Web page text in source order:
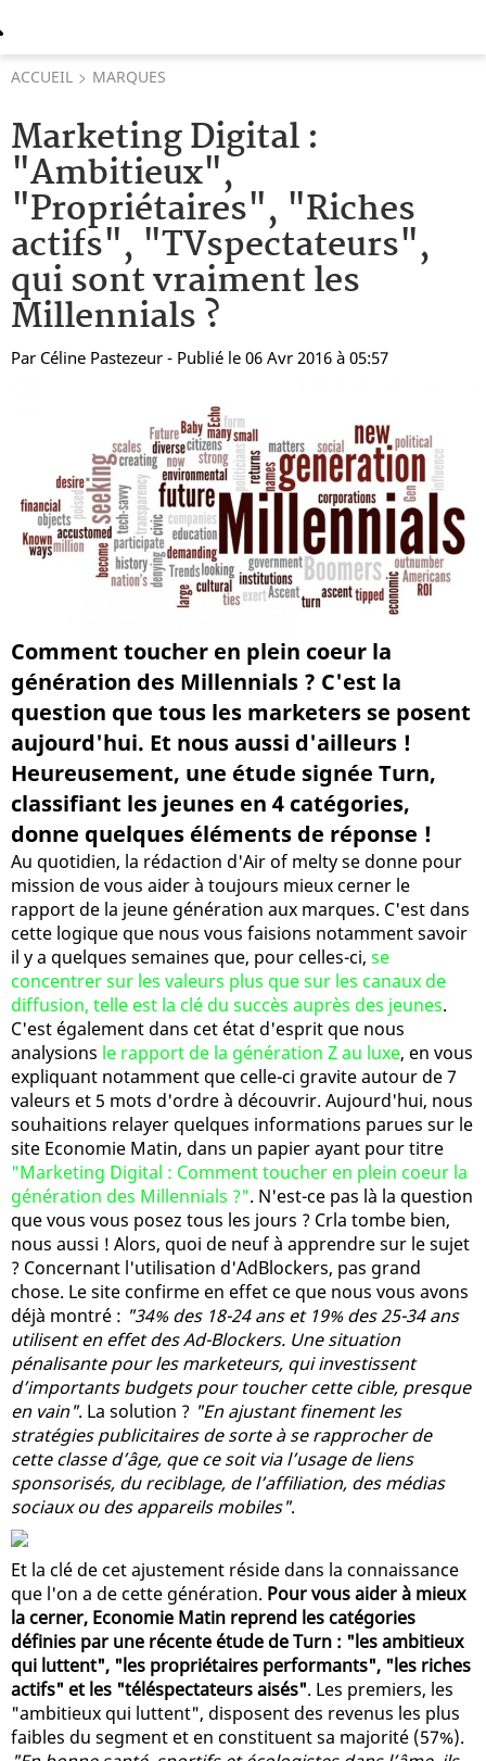
ACCUEIL MARQUES
Marketing Digital :
"Ambitieux",
"Propriétaires", "Riches
actifs", "TVspectateurs",
qui sont vraiment les
Millennials ?
Par Céline Pastezeur - Publié le 06 Avr 2016 à 05:57
Comment toucher en plein coeur la
génération des Millennials ? C'est la
question que tous les marketers se posent
aujourd'hui. Et nous aussi d'ailleurs !
Heureusement, une étude signée Turn,
classifiant les jeunes en 4 catégories,
donne quelques éléments de réponse !
Au quotidien, la rédaction d'Air of melty se donne pour
mission de vous aider à toujours mieux cerner le
rapport de la jeune génération aux marques. C'est dans
cette logique que nous vous faisions notamment savoir
il y a quelques semaines que, pour celles-ci, se
concentrer sur les valeurs plus que sur les canaux de
diffusion, telle est la clé du succès auprès des jeunes.
C'est également dans cet état d'esprit que nous
analysions le rapport de la génération Z au luxe, en vous
expliquant notamment que celle-ci gravite autour de 7
valeurs et 5 mots d'ordre à découvrir. Aujourd'hui, nous
souhaitions relayer quelques informations parues sur le
site Economie Matin, dans un papier ayant pour titre
"Marketing Digital : Comment toucher en plein coeur la
génération des Millennials ?". N'est-ce pas là la question
que vous vous posez tous les jours ? Crla tombe bien,
nous aussi ! Alors, quoi de neuf à apprendre sur le sujet
? Concernant l'utilisation d'AdBlockers, pas grand
chose. Le site confirme en effet ce que nous vous avons
déjà montré : "34% des 18-24 ans et 19% des 25-34 ans
utilisent en effet des Ad-Blockers. Une situation
pénalisante pour les marketeurs, qui investissent
d’importants budgets pour toucher cette cible, presque
en vain". La solution ? "En ajustant finement les
stratégies publicitaires de sorte à se rapprocher de
cette classe d’âge, que ce soit via l’usage de liens
sponsorisés, du reciblage, de l’affiliation, des médias
sociaux ou des appareils mobiles".
Et la clé de cet ajustement réside dans la connaissance
que l'on a de cette génération. Pour vous aider à mieux
la cerner, Economie Matin reprend les catégories
définies par une récente étude de Turn : "les ambitieux
qui luttent", "les propriétaires performants", "les riches
actifs" et les "téléspectateurs aisés". Les premiers, les
"ambitieux qui luttent", disposent des revenus les plus
faibles du segment et en constituent sa majorité (57%).